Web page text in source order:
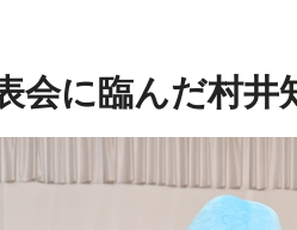
会に臨んだ村井